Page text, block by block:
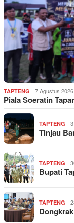
TAPTENG 7 Agustus 2026
Piala Soeratin
TAPTENG
Tinjau
TAPTENG
Bupati
TAPTENG